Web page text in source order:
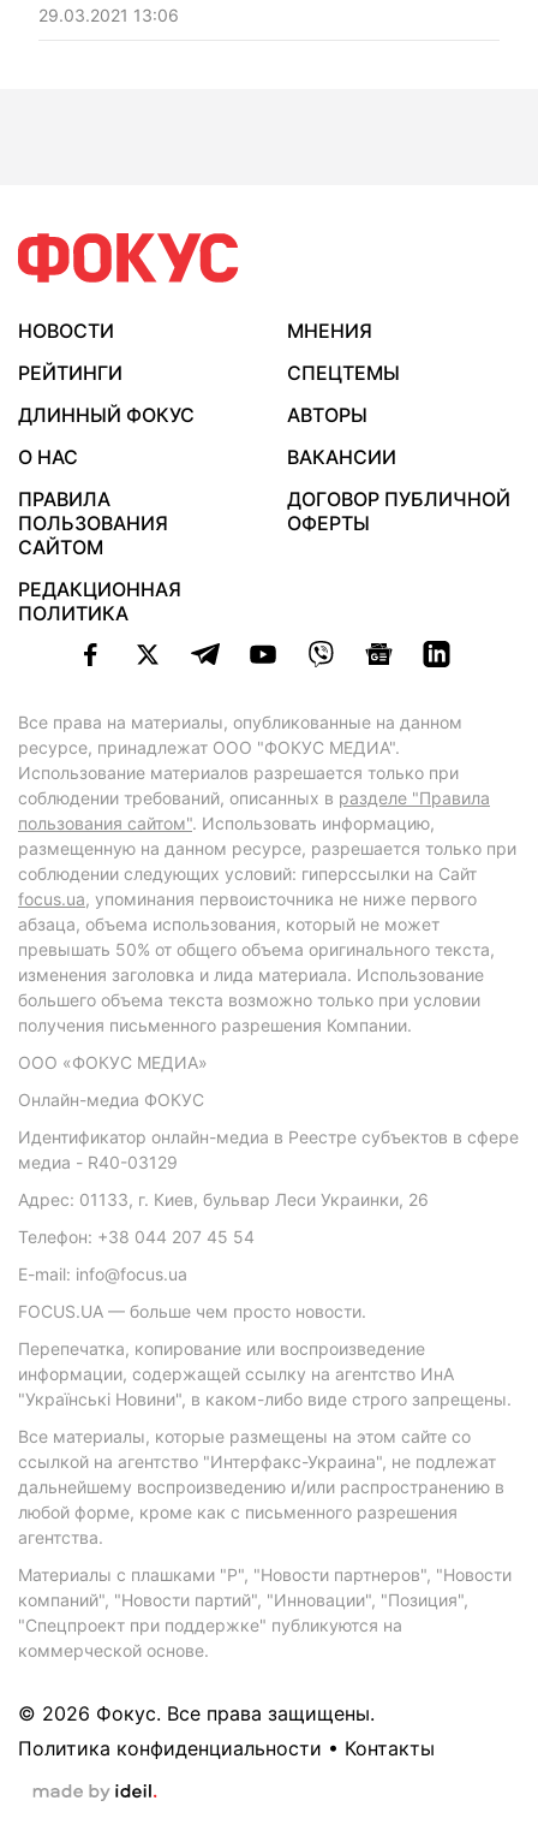
"Фракия". Турецкая морская мощь и ее амбиции
сейчас на историческом подъеме.
29.03.2021 13:06
НОВОСТИ
МНЕНИЯ
РЕЙТИНГИ
СПЕЦТЕМЫ
ДЛИННЫЙ ФОКУС
АВТОРЫ
О НАС
ВАКАНСИИ
ПРАВИЛА
ПОЛЬЗОВАНИЯ
САЙТОМ
ДОГОВОР ПУБЛИЧНОЙ
ОФЕРТЫ
РЕДАКЦИОННАЯ
ПОЛИТИКА
Все права на материалы, опубликованные на данном
ресурсе, принадлежат ООО "ФОКУС МЕДИА".
Использование материалов разрешается только при
соблюдении требований, описанных в разделе "Правила
пользования сайтом". Использовать информацию,
размещенную на данном ресурсе, разрешается только при
соблюдении следующих условий: гиперссылки на Сайт
focus.ua, упоминания первоисточника не ниже первого
абзаца, объема использования, который не может
превышать 50% от общего объема оригинального текста,
изменения заголовка и лида материала. Использование
большего объема текста возможно только при условии
получения письменного разрешения Компании.
ООО «ФОКУС МЕДИА»
Онлайн-медиа ФОКУС
Идентификатор онлайн-медиа в Реестре субъектов в сфере
медиа - R40-03129
Адрес: 01133, г. Киев, бульвар Леси Украинки, 26
Телефон: +38 044 207 45 54
E-mail: info@focus.ua
FOCUS.UA — больше чем просто новости.
Перепечатка, копирование или воспроизведение
информации, содержащей ссылку на агентство ИнА
"Українські Новини", в каком-либо виде строго запрещены.
Все материалы, которые размещены на этом сайте со
ссылкой на агентство "Интерфакс-Украина", не подлежат
дальнейшему воспроизведению и/или распространению в
любой форме, кроме как с письменного разрешения
агентства.
Материалы с плашками "Р", "Новости партнеров", "Новости
компаний", "Новости партий", "Инновации", "Позиция",
"Спецпроект при поддержке" публикуются на
коммерческой основе.
© 2026 Фокус. Все права защищены.
Политика конфиденциальности • Контакты